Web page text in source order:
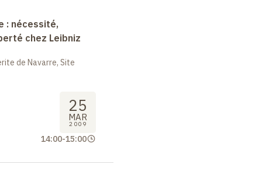
: nécessité,
chez Leibniz
de Navarre, Site
25
MAR
2009
14:00-15:00